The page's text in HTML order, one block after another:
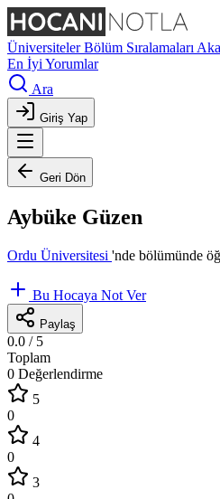
ÜniversitelerBölüm Sıralamaları
En İyi Yorumlar
Ara
Giriş Yap
Geri Dön
Aybüke Güzen
Ordu Üniversitesi 'nde bölümünde
Bu Hocaya Not Ver
Paylaş
0.0 / 5
Toplam
0 Değerlendirme
5
0
4
0
3